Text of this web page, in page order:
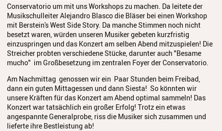
Conservatorio um mit uns Workshops zu machen. Da leitete der
Musikschulleiter Alejandro Blasco die Bläser bei einen Workshop
mit Berstein's West Side Story. Da manche Stimmen noch nicht
besetzt waren, würden unseren Musiker gebeten kurzfristig
einzuspringen und das Konzert am selben Abend mitzuspielen! Die
Streicher probten verschiedene Stücke, darunter auch "Besame
mucho" im Großbesetzung im zentralen Foyer der Conservatorio.
Am Nachmittag genossen wir ein Paar Stunden beim Freibad,
dann ein guten Mittagessen und dann Siesta! So könnten wir
unsere Kräften für das Konzert am Abend optimal sammeln! Das
Konzert war tatsächlich ein großer Erfolg! Trotz ein etwas
angespannte Generalprobe, riss die Musiker sich zusammen und
lieferte ihre Bestleistung ab!